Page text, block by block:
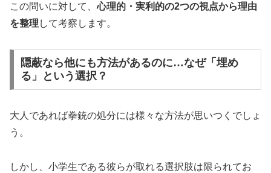
この問いに対して、心理的・実利的の2つの視点から理由
を整理 して考察します。
隠蔽なら他にも方法があるのに…なぜ「埋め
る」という選択？
大人であれば拳銃の処分には様々な方法が思いつくでしょ
う。
しかし、小学生である彼らが取れる選択肢は限られてお